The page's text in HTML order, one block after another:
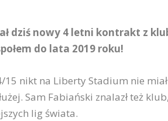
dziś nowy 4 letni kontrakt z
do lata 2019 roku!
15 nikt na Liberty Stadium nie
Sam Fabiański znalazł też
lig świata.